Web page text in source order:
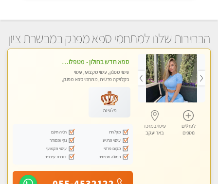
הבחירות שלנו למתחמי ספא מפנק במבשרת ציון
לפרטים
נוספים
עיסוי במרכז
באר יעקב
ספא חדש בחולון - מטפלות מקצועיות ברמה גבוהה מומלץ מאוד !!! . . highly recommended..new in the city -אין פרטים נוספים במקום -ללא מין !!ממתינה לך שתגיע
עיסוי מפנק, עיסוי מקצועי, עיסוי
בקלניקה פרטית, מתחמי ספא מפנק,
פלטינה
מקלחת
חניה חינם
עיסוי מרגיע
נקי ומסודר
מקום פרטי
עיסוי מקצועי
תמונה אמיתית
דוברת עיברית